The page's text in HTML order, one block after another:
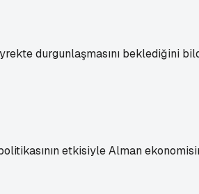
durgunlaşmasını beklediğini
etkisiyle Alman